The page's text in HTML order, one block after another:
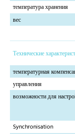
температура хранения
вес
Технические
температурная
управления
возможности для
Synchronisation